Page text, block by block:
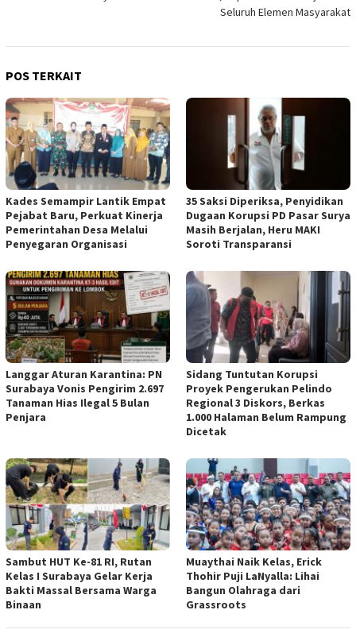
Seluruh Elemen Masyarakat
POS TERKAIT
Kades Semampir Lantik Empat
Pejabat Baru, Perkuat Kinerja
Pemerintahan Desa Melalui
Penyegaran Organisasi
35 Saksi Diperiksa, Penyidikan
Dugaan Korupsi PD Pasar Surya
Masih Berjalan, Heru MAKI
Soroti Transparansi
Langgar Aturan Karantina: PN
Surabaya Vonis Pengirim 2.697
Tanaman Hias Ilegal 5 Bulan
Penjara
Sidang Tuntutan Korupsi
Proyek Pengerukan Pelindo
Regional 3 Diskors, Berkas
1.000 Halaman Belum Rampung
Dicetak
Sambut HUT Ke-81 RI, Rutan
Kelas I Surabaya Gelar Kerja
Bakti Massal Bersama Warga
Binaan
Muaythai Naik Kelas, Erick
Thohir Puji LaNyalla: Lihai
Bangun Olahraga dari
Grassroots